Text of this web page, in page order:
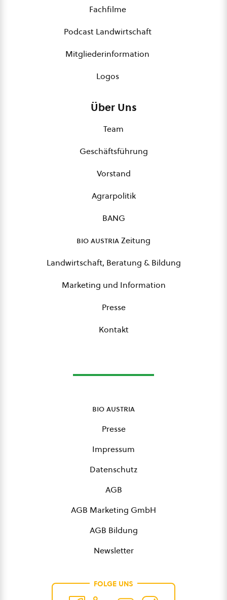
Fachfilme
Podcast Landwirtschaft
Mitgliederinformation
Logos
Über Uns
Team
Geschäftsführung
Vorstand
Agrarpolitik
BANG
bio austriaZeitung
Landwirtschaft, Beratung & Bildung
Marketing und Information
Presse
Kontakt
bio austria
Presse
Impressum
Datenschutz
AGB
AGB Marketing GmbH
AGB Bildung
Newsletter
FOLGE UNS